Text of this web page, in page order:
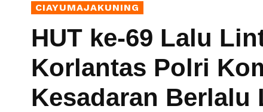
CIAYUMAJAKUNING
HUT ke-69 Lalu
Korlantas Polri
Kesadaran Berlalu